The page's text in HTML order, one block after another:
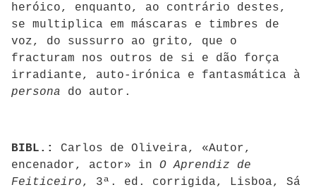
heróico, enquanto, ao contrário destes,
se multiplica em máscaras e timbres de
voz, do sussurro ao grito, que o
fracturam nos outros de si e dão força
irradiante, auto-irónica e fantasmática à
persona do autor.
BIBL.:
Carlos de Oliveira, «Autor,
encenador, actor» in O Aprendiz de
Feiticeiro, 3ª. ed. corrigida, Lisboa, Sá